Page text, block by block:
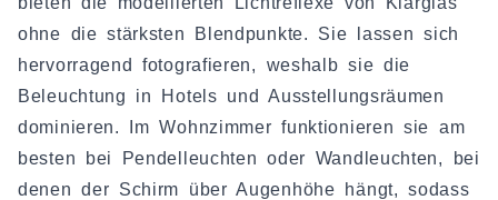
ohne die stärksten Blendpunkte. Sie lassen sich
hervorragend fotografieren, weshalb sie die
Beleuchtung in Hotels und Ausstellungsräumen
dominieren. Im Wohnzimmer funktionieren sie am
besten bei Pendelleuchten oder Wandleuchten, bei
denen der Schirm über Augenhöhe hängt, sodass